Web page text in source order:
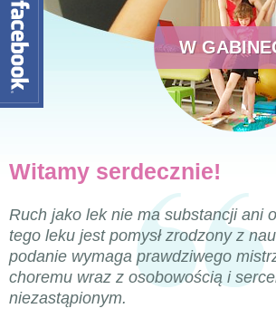
W
Witamy serdecznie!
Ruch jako lek nie ma substancji ani
tego leku jest pomysł zrodzony z
podanie wymaga prawdziwego
choremu wraz z osobowością i
niezastąpionym.